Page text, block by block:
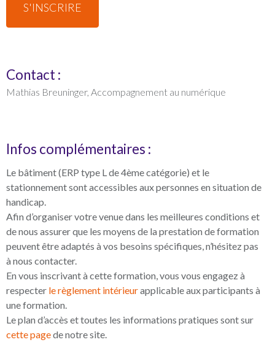
S'INSCRIRE
Contact :
Mathias Breuninger, Accompagnement au numérique
Infos complémentaires :
Le bâtiment (ERP type L de 4ème catégorie) et le
stationnement sont accessibles aux personnes en situation de
handicap.
Afin d’organiser votre venue dans les meilleures conditions et
de nous assurer que les moyens de la prestation de formation
peuvent être adaptés à vos besoins spécifiques, n’hésitez pas
à nous contacter.
En vous inscrivant à cette formation, vous vous engagez à
respecter le règlement intérieurapplicable aux participants à
une formation.
Le plan d’accès et toutes les informations pratiques sont sur
cette pagede notre site.